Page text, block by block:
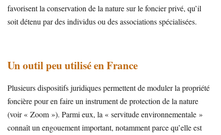
favorisent la conservation de la nature sur le foncier privé, qu’il
soit détenu par des individus ou des associations spécialisées.
Un outil peu utilisé en France
Plusieurs dispositifs juridiques permettent de moduler la propriété
foncière pour en faire un instrument de protection de la nature
(voir « Zoom »). Parmi eux, la « servitude environnementale »
connaît un engouement important, notamment parce qu’elle est